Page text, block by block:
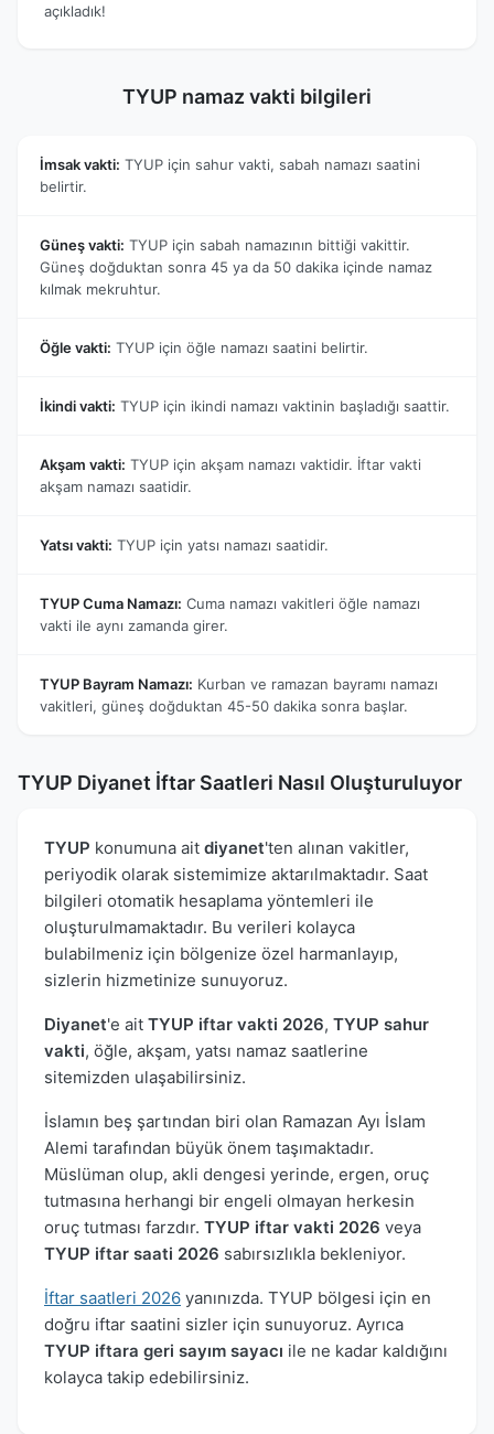
açıkladık!
TYUP namaz vakti bilgileri
İmsak vakti: TYUP için sahur vakti, sabah namazı saatini
belirtir.
Güneş vakti: TYUP için sabah namazının bittiği vakittir.
Güneş doğduktan sonra 45 ya da 50 dakika içinde namaz
kılmak mekruhtur.
Öğle vakti: TYUP için öğle namazı saatini belirtir.
İkindi vakti: TYUP için ikindi namazı vaktinin başladığı saattir.
Akşam vakti: TYUP için akşam namazı vaktidir. İftar vakti
akşam namazı saatidir.
Yatsı vakti: TYUP için yatsı namazı saatidir.
TYUP Cuma Namazı: Cuma namazı vakitleri öğle namazı
vakti ile aynı zamanda girer.
TYUP Bayram Namazı: Kurban ve ramazan bayramı namazı
vakitleri, güneş doğduktan 45-50 dakika sonra başlar.
TYUP Diyanet İftar Saatleri Nasıl Oluşturuluyor
TYUP konumuna ait diyanet'ten alınan vakitler,
periyodik olarak sistemimize aktarılmaktadır. Saat
bilgileri otomatik hesaplama yöntemleri ile
oluşturulmamaktadır. Bu verileri kolayca
bulabilmeniz için bölgenize özel harmanlayıp,
sizlerin hizmetinize sunuyoruz.
Diyanet'e ait TYUP iftar vakti 2026, TYUP sahur
vakti, öğle, akşam, yatsı namaz saatlerine
sitemizden ulaşabilirsiniz.
İslamın beş şartından biri olan Ramazan Ayı İslam
Alemi tarafından büyük önem taşımaktadır.
Müslüman olup, akli dengesi yerinde, ergen, oruç
tutmasına herhangi bir engeli olmayan herkesin
oruç tutması farzdır. TYUP iftar vakti 2026 veya
TYUP iftar saati 2026 sabırsızlıkla bekleniyor.
İftar saatleri 2026 yanınızda. TYUP bölgesi için en
doğru iftar saatini sizler için sunuyoruz. Ayrıca
TYUP iftara geri sayım sayacı ile ne kadar kaldığını
kolayca takip edebilirsiniz.